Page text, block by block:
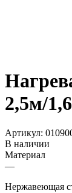
2,5м/
Артикул:
В наличии
Материал
—
Нержавеющая